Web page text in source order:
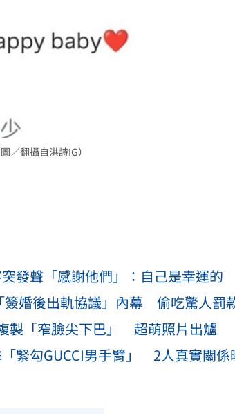
／翻攝自洪詩IG）
發聲「感謝他們」：自己是幸運的
簽婚後出軌協議」內幕 偷吃驚人罰
製「窄臉尖下巴」 超萌照片出爐
緊勾GUCCI男手臂」 2人真實關係